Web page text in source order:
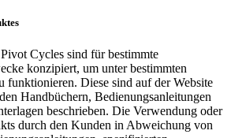
Cycles sind für bestimmte
konzipiert, um unter bestimmten
funktionieren. Diese sind auf der Website
Handbüchern, Bedienungsanleitungen
beschrieben. Die Verwendung oder
durch den Kunden in Abweichung von